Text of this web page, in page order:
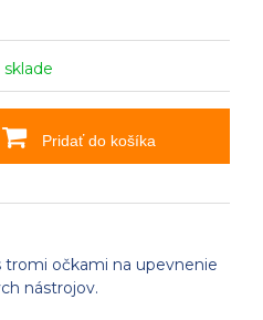
sklade
Pridať do košíka
tromi očkami na upevnenie
nástrojov.